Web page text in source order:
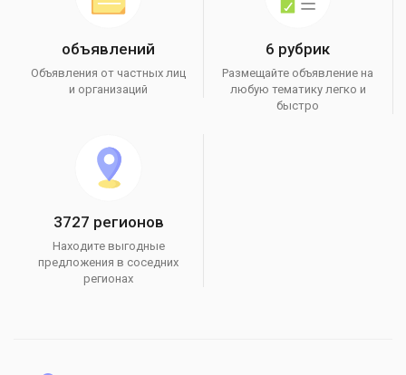
объявлений
Объявления от частных лиц
и организаций
6 рубрик
Размещайте объявление на
любую тематику легко и
быстро
3727 регионов
Находите выгодные
предложения в соседних
регионах